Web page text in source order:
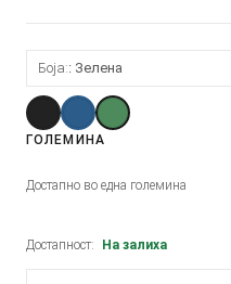
Боја: Зелена
ГОЛЕМИНА
Достапно во една големина
Достапност: На залиха